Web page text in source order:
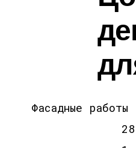
Фасадные работы